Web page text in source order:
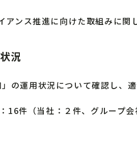
ンス推進に向けた取組みに関
況
の運用状況について確認し、
件（当社：２件、グループ